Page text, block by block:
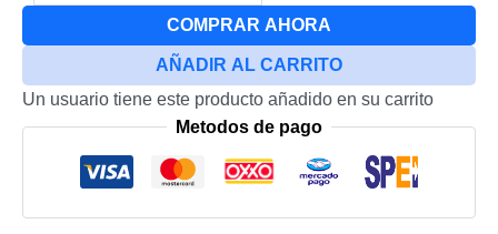
Redmi
10
4g
COMPRAR AHORA
AÑADIR AL CARRITO
Un usuario tiene este producto añadido en su carrito
Metodos de pago